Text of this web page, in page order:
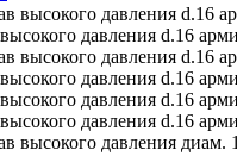
высокого давления d.16
давления d.16
высокого давления d.16
давления d.16
давления d.16
давления d.16
высокого давления диам.